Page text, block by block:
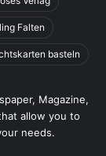
Falten
basteln
Magazine,
allow you to
needs.